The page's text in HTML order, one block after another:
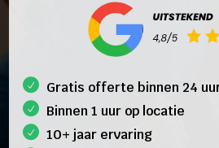
Gratis offerte binnen 24
Binnen 1 uur op locatie
10+ jaar ervaring